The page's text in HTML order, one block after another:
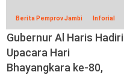
Berita Pemprov Jambi Inforial
Gubernur Al Haris Hadiri
Upacara Hari
Bhayangkara ke-80,